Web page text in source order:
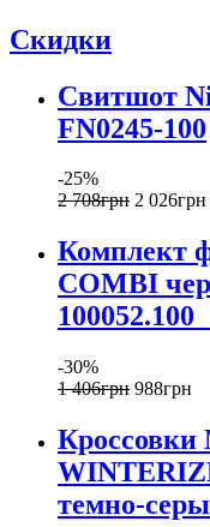
Скидки
Свитшот
FN0245-100
-25%
2 708грн 2 026грн
Комплект
COMBI
-30%
1 406грн 988грн
темно-